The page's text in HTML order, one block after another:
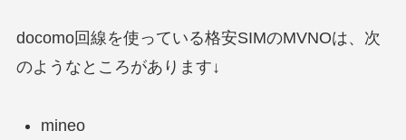
docomo回線を使っている格安SIMのMVNOは、次
のようなところがあります↓
mineo